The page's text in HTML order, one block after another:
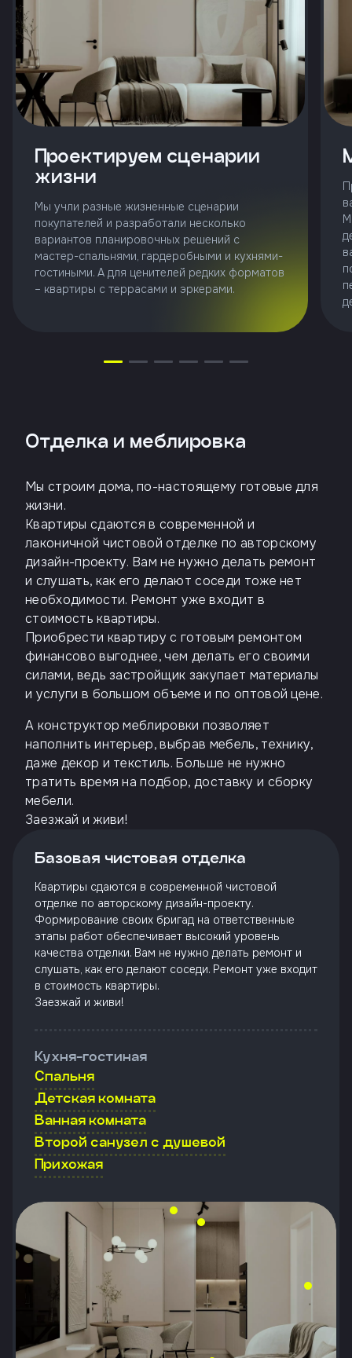
Проектируем сценарии
жизни
Мы учли разные жизненные сценарии
покупателей и разработали несколько
вариантов планировочных решений с
мастер-спальнями, гардеробными и кухнями-
гостиными. А для ценителей редких форматов
– квартиры с террасами и эркерами.
Отделка и меблировка
Мы строим дома, по-настоящему готовые для
жизни.
Квартиры сдаются в современной и
лаконичной чистовой отделке по авторскому
дизайн-проекту. Вам не нужно делать ремонт
и слушать, как его делают соседи тоже нет
необходимости. Ремонт уже входит в
стоимость квартиры.
Приобрести квартиру с готовым ремонтом
финансово выгоднее, чем делать его своими
силами, ведь застройщик закупает материалы
и услуги в большом объеме и по оптовой цене.
А конструктор меблировки позволяет
наполнить интерьер, выбрав мебель, технику,
даже декор и текстиль. Больше не нужно
тратить время на подбор, доставку и сборку
мебели.
Заезжай и живи!
Базовая чистовая отделка
Квартиры сдаются в современной чистовой
отделке по авторскому дизайн-проекту.
Формирование своих бригад на ответственные
этапы работ обеспечивает высокий уровень
качества отделки. Вам не нужно делать ремонт и
слушать, как его делают соседи. Ремонт уже входит
в стоимость квартиры.
Заезжай и живи!
Кухня-гостиная
Спальня
Детская комната
Ванная комната
Второй санузел с душевой
Прихожая
с
условиями
политики
конфиденциальности
(343)
71-10
Заказать